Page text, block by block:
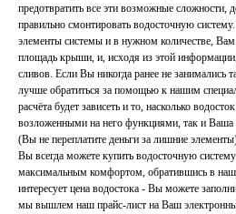
предотвратить все эти возможные сложности,
правильно смонтировать водосточную
элементы системы и в нужном количестве,
площадь крыши, и, исходя из этой
сливов. Если Вы никогда ранее не занимались
лучше обратиться за помощью к нашим
расчёта будет зависеть и то, насколько
возложенными на него функциями, так и Ваша
(Вы не переплатите деньги за лишние
Вы всегда можете купить водосточную
максимальным комфортом, обратившись в
интересует цена водостока - Вы можете
мы вышлем наш прайс-лист на Ваш